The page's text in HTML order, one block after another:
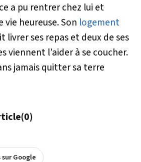
a pu rentrer chez lui et
vie heureuse. Son logement
livrer ses repas et deux de ses
viennent l’aider à se coucher.
jamais quitter sa terre
(0)
Google